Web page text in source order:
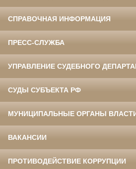
СПРАВОЧНАЯ ИНФОРМАЦИЯ
ПРЕСС-СЛУЖБА
УПРАВЛЕНИЕ СУДЕБНОГО
СУДЫ СУБЪЕКТА РФ
МУНИЦИПАЛЬНЫЕ ОРГАНЫ
ВАКАНСИИ
ПРОТИВОДЕЙСТВИЕ КОРРУПЦИИ